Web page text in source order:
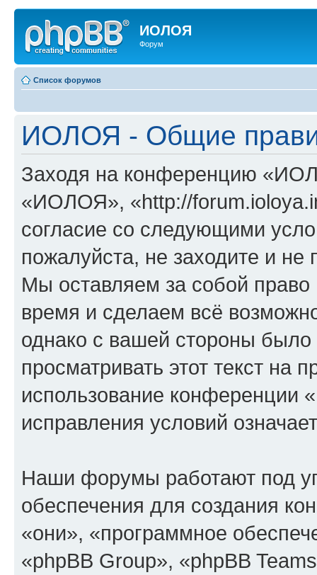
ИОЛОЯ
Форум
Список форумов
ИОЛОЯ - Общие
Заходя на конференцию
«ИОЛОЯ», «http://
согласие со следующими
пожалуйста, не заходите и
Мы оставляем за собой
время и сделаем всё
однако с вашей стороны
просматривать этот текст на
использование
исправления условий
Наши форумы работают под
обеспечения для создания
«они», «программное
«phpBB Group», «phpBB